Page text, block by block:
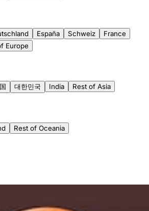
España Schweiz
France
Europe
대한민국 India Rest of Asia
Rest of Oceania